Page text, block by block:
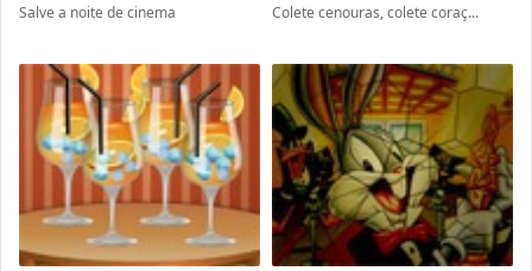
Salve a noite de cinema Colete cenouras, colete coraç...